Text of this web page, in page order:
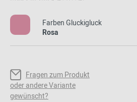
Farben Gluckigluck
Rosa
Fragen zum Produkt
oder andere Variante
gewünscht?